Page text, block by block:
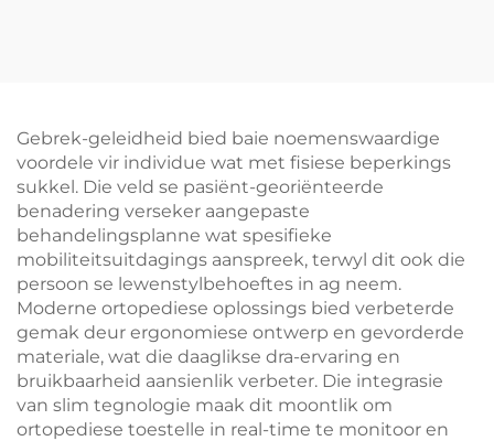
Gebrek-geleidheid bied baie noemenswaardige
voordele vir individue wat met fisiese beperkings
sukkel. Die veld se pasiënt-georiënteerde
benadering verseker aangepaste
behandelingsplanne wat spesifieke
mobiliteitsuitdagings aanspreek, terwyl dit ook die
persoon se lewenstylbehoeftes in ag neem.
Moderne ortopediese oplossings bied verbeterde
gemak deur ergonomiese ontwerp en gevorderde
materiale, wat die daaglikse dra-ervaring en
bruikbaarheid aansienlik verbeter. Die integrasie
van slim tegnologie maak dit moontlik om
ortopediese toestelle in real-time te monitoor en